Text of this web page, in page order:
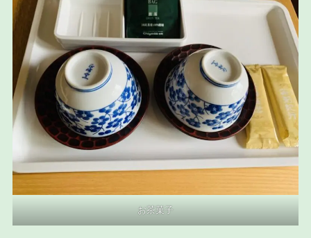
お茶菓子